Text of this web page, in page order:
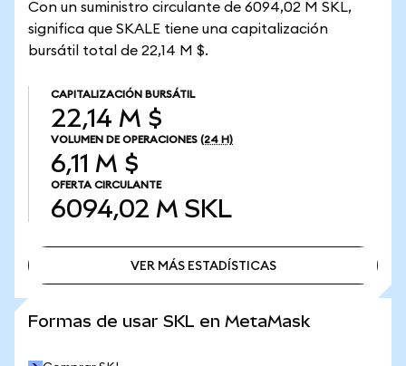
Con un suministro circulante de 6094,02 M SKL,
significa que SKALE tiene una capitalización
bursátil total de 22,14 M $.
CAPITALIZACIÓN BURSÁTIL
22,14 M $
VOLUMEN DE OPERACIONES (24 H)
6,11 M $
OFERTA CIRCULANTE
6094,02 M SKL
VER MÁS ESTADÍSTICAS
Formas de usar SKL en MetaMask